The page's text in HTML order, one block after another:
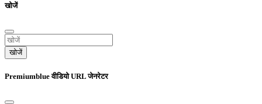
खोजें
खोजें
Premiumblue वीडियो URL जेनरेटर